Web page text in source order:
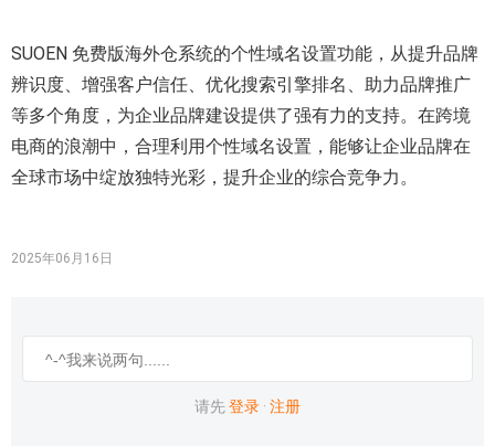
SUOEN 免费版海外仓系统的个性域名设置功能，从提升品牌
辨识度、增强客户信任、优化搜索引擎排名、助力品牌推广
等多个角度，为企业品牌建设提供了强有力的支持。在跨境
电商的浪潮中，合理利用个性域名设置，能够让企业品牌在
全球市场中绽放独特光彩，提升企业的综合竞争力。
2025年06月16日
请先登录 · 注册